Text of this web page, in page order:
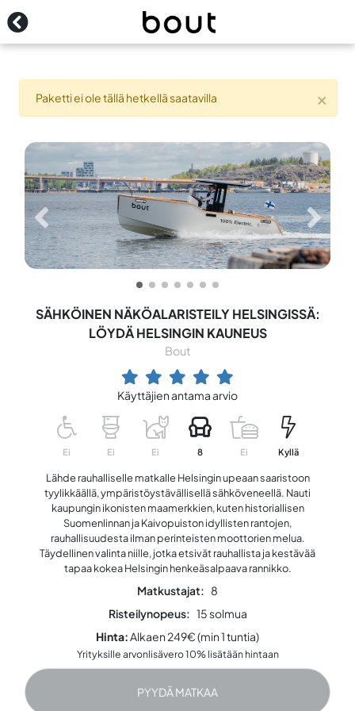
Yhteystiedot
Kirjaudu ×
Paketti ei ole tällä hetkellä saatavilla
SÄHKÖINEN NÄKÖALARISTEILY HELSINGISSÄ:
LÖYDÄ HELSINGIN KAUNEUS
Bout
Käyttäjien antama arvio
Ei Ei Ei 8 Ei Kyllä
Lähde rauhalliselle matkalle Helsingin upeaan saaristoon
tyylikkäällä, ympäristöystävällisellä sähköveneellä. Nauti
kaupungin ikonisten maamerkkien, kuten historiallisen
Suomenlinnan ja Kaivopuiston idyllisten rantojen,
rauhallisuudesta ilman perinteisten moottorien melua.
Täydellinen valinta niille, jotka etsivät rauhallista ja kestävää
tapaa kokea Helsingin henkeäsalpaava rannikko.
Matkustajat: 8
Risteilynopeus: 15 solmua
Hinta:Alkaen 249€ (min 1 tuntia)
Yrityksille arvonlisävero 10% lisätään hintaan
PYYDÄ MATKAA